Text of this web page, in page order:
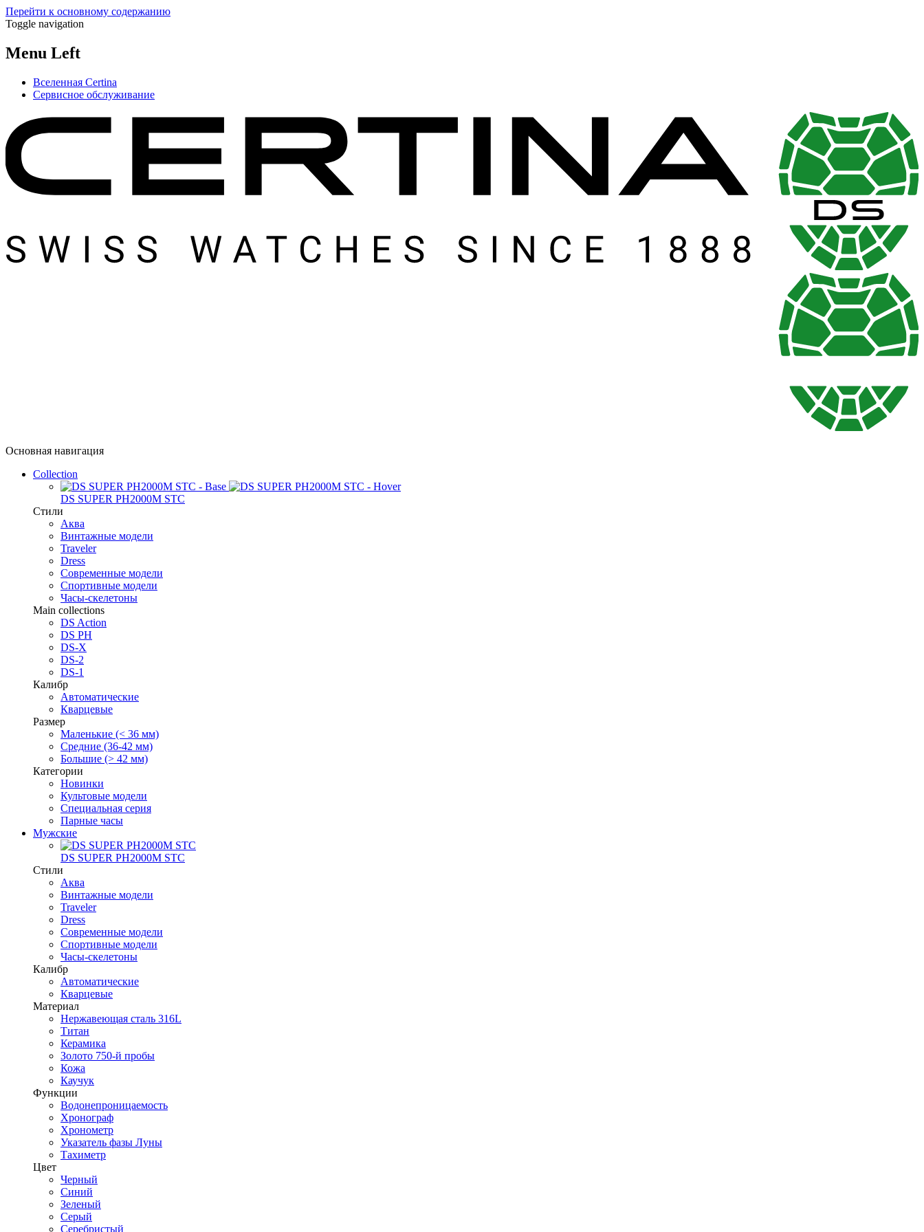
Перейти к основному содержанию
Toggle navigation
Menu Left
Вселенная Certina
Сервисное обслуживание
Основная навигация
Collection
DS SUPER PH2000M STC
Стили
Аква
Винтажные модели
Traveler
Dress
Современные модели
Спортивные модели
Часы-скелетоны
Main collections
DS Action
DS PH
DS-X
DS-2
DS-1
Калибр
Автоматические
Кварцевые
Размер
Маленькие (< 36 мм)
Средние (36-42 мм)
Большие (> 42 мм)
Категории
Новинки
Культовые модели
Специальная серия
Парные часы
Мужские
DS SUPER PH2000M STC
Стили
Аква
Винтажные модели
Traveler
Dress
Современные модели
Спортивные модели
Часы-скелетоны
Калибр
Автоматические
Кварцевые
Материал
Нержавеющая сталь 316L
Титан
Керамика
Золото 750-й пробы
Кожа
Каучук
Функции
Водонепроницаемость
Хронограф
Хронометр
Указатель фазы Луны
Тахиметр
Цвет
Черный
Синий
Зеленый
Серый
Серебристый